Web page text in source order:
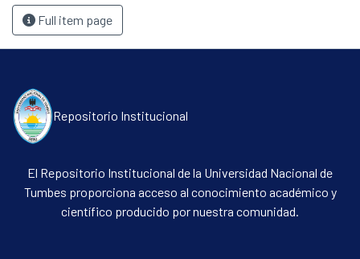
Full item page
Repositorio Institucional
El Repositorio Institucional de la Universidad Nacional de
Tumbes proporciona acceso al conocimiento académico y
científico producido por nuestra comunidad.